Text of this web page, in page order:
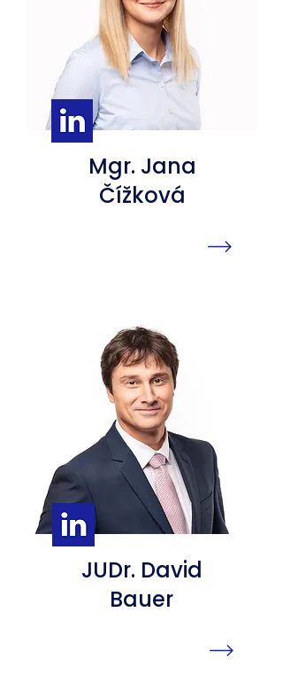
Mgr. Jana
Čížková
JUDr. David
Bauer